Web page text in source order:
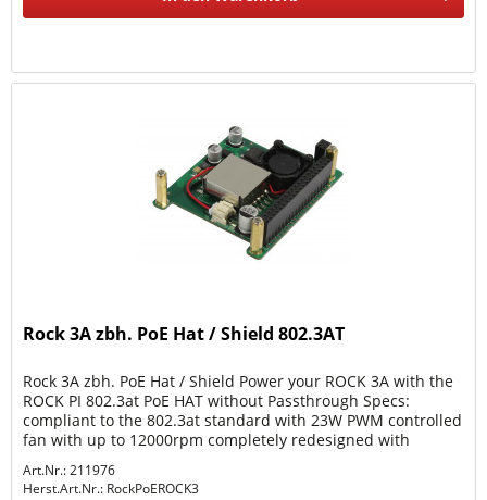
Rock 3A zbh. PoE Hat / Shield 802.3AT
Rock 3A zbh. PoE Hat / Shield Power your ROCK 3A with the
ROCK PI 802.3at PoE HAT without Passthrough Specs:
compliant to the 802.3at standard with 23W PWM controlled
fan with up to 12000rpm completely redesigned with
Art.Nr.: 211976
Herst.Art.Nr.: RockPoEROCK3